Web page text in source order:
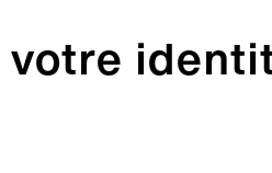
votre